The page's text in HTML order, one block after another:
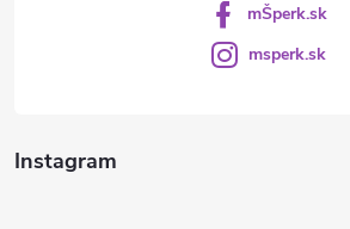
Instagram
mŠperk.sk
msperk.sk